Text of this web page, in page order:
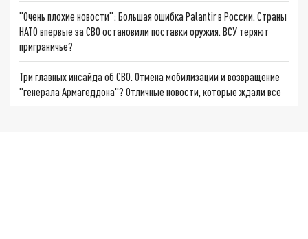
"Очень плохие новости": Большая ошибка Palantir в России. Страны
НАТО впервые за СВО остановили поставки оружия. ВСУ теряют
приграничье?
Три главных инсайда об СВО. Отмена мобилизации и возвращение
"генерала Армагеддона"? Отличные новости, которые ждали все